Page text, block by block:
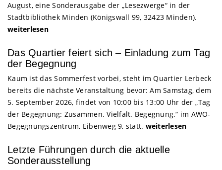
August, eine Sonderausgabe der „Lesezwerge“ in der
Stadtbibliothek Minden (Königswall 99, 32423 Minden).
weiterlesen
Das Quartier feiert sich – Einladung zum Tag
der Begegnung
Kaum ist das Sommerfest vorbei, steht im Quartier Lerbeck
bereits die nächste Veranstaltung bevor: Am Samstag, dem
5. September 2026, findet von 10:00 bis 13:00 Uhr der „Tag
der Begegnung: Zusammen. Vielfalt. Begegnung.“ im AWO-
Begegnungszentrum, Eibenweg 9, statt. weiterlesen
Letzte Führungen durch die aktuelle
Sonderausstellung